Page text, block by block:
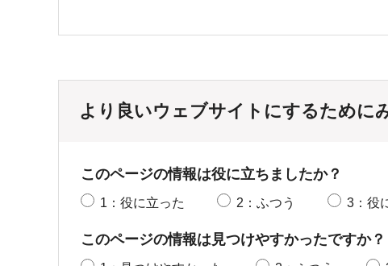
より良いウェブサイトにするために
このページの情報は役に立ちましたか？
1：役に立った 2：ふつう 3：役
このページの情報は見つけやすかったですか？